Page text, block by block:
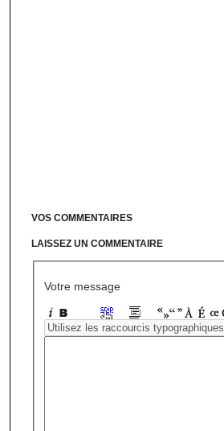
VOS COMMENTAIRES
LAISSEZ UN COMMENTAIRE
Votre message